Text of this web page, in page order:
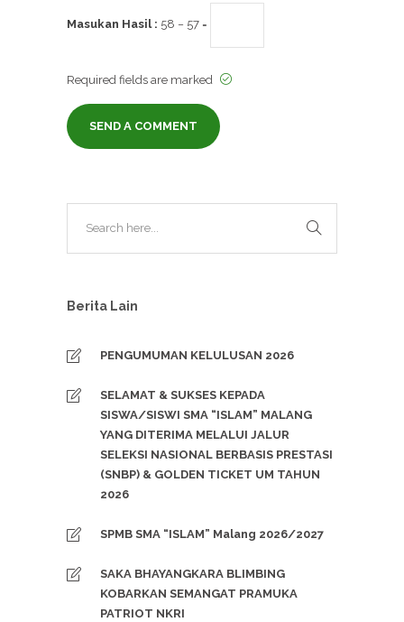
Masukan Hasil : 58 − 57 =
Required fields are marked
Berita Lain
PENGUMUMAN KELULUSAN 2026
SELAMAT & SUKSES KEPADA
SISWA/SISWI SMA “ISLAM” MALANG
YANG DITERIMA MELALUI JALUR
SELEKSI NASIONAL BERBASIS PRESTASI
(SNBP) & GOLDEN TICKET UM TAHUN
2026
SPMB SMA “ISLAM” Malang 2026/2027
SAKA BHAYANGKARA BLIMBING
KOBARKAN SEMANGAT PRAMUKA
PATRIOT NKRI